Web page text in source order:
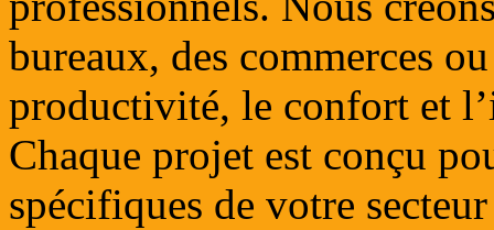
bureaux, des commerces
productivité, le confort et
Chaque projet est conçu
spécifiques de votre